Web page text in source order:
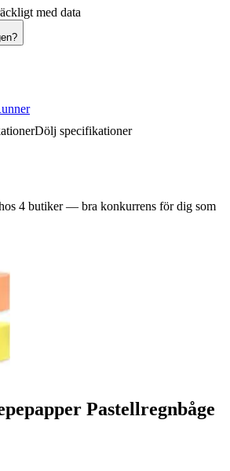
med data
Dölj specifikationer
4 butiker — bra konkurrens för dig som
Pastellregnbåge